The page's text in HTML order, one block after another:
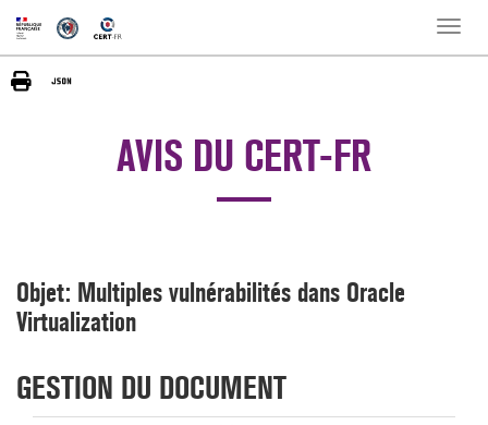
Toggle
AVIS DU CERT-FR
Objet: Multiples vulnérabilités dans Oracle
Virtualization
GESTION DU DOCUMENT